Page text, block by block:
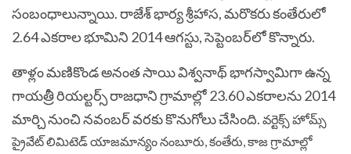
సంబంధాలున్నాయి. రాజేశ్‌ భార్య శ్రీహాస, మరొకరు కంతేరులో
2.64 ఎకరాల భూమిని 2014 ఆగస్టు, సెప్టెంబర్‌లో కొన్నారు.
తాళ్లం మణికొండ అనంత సాయి విశ్వనాథ్‌ భాగస్వామిగా ఉన్న
గాయత్రీ రియల్టర్స్‌ రాజధాని గ్రామాల్లో 23.60 ఎకరాలను 2014
మార్చి నుంచి నవంబర్‌ వరకు కొనుగోలు చేసింది. వర్టెక్స్‌ హోమ్స్‌
ప్రైవేట్‌ లిమిటెడ్‌ యాజమాన్యం నంబూరు, కంతేరు, కాజ గ్రామాల్లో